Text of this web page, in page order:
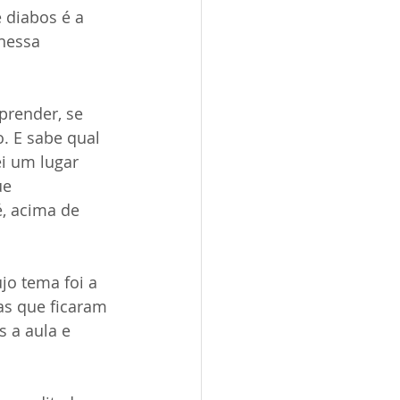
diabos é a
se
E sabe qual
um lugar
acima de
tema foi a
que ficaram
a aula e